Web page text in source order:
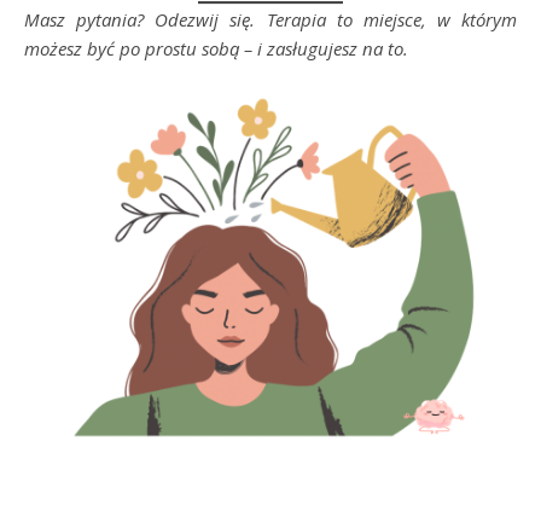
Masz pytania? Odezwij się. Terapia to miejsce, w którym
możesz być po prostu sobą – i zasługujesz na to.